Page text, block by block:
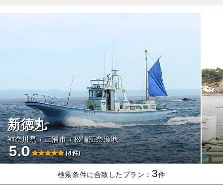
新徳丸
神奈川県 三浦市 松輪江奈漁港
5.0 (4件)
検索条件に合致したプラン： 3件